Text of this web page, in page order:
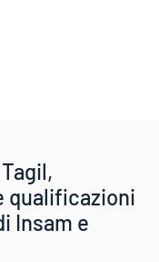
qualificazioni
Insam e